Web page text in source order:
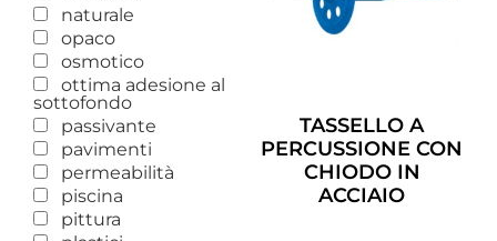
naturale
opaco
osmotico
ottima adesione al
sottofondo
passivante
pavimenti
permeabilità
piscina
pittura
TASSELLO A
PERCUSSIONE CON
CHIODO IN
ACCIAIO